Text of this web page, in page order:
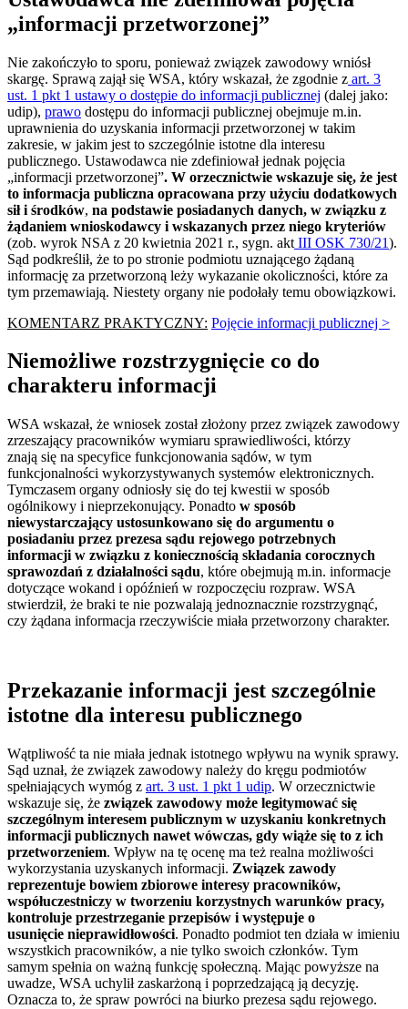
„informacji przetworzonej”
Nie zakończyło to sporu, ponieważ związek zawodowy wniósł
skargę. Sprawą zajął się WSA, który wskazał, że zgodnie z art. 3
ust. 1 pkt 1 ustawy o dostępie do informacji publicznej (dalej jako:
udip), prawo dostępu do informacji publicznej obejmuje m.in.
uprawnienia do uzyskania informacji przetworzonej w takim
zakresie, w jakim jest to szczególnie istotne dla interesu
publicznego. Ustawodawca nie zdefiniował jednak pojęcia
„informacji przetworzonej”. W orzecznictwie wskazuje się, że jest
to informacja publiczna opracowana przy użyciu dodatkowych
sił i środków, na podstawie posiadanych danych, w związku z
żądaniem wnioskodawcy i wskazanych przez niego kryteriów
(zob. wyrok NSA z 20 kwietnia 2021 r., sygn. akt III OSK 730/21).
Sąd podkreślił, że to po stronie podmiotu uznającego żądaną
informację za przetworzoną leży wykazanie okoliczności, które za
tym przemawiają. Niestety organy nie podołały temu obowiązkowi.
KOMENTARZ PRAKTYCZNY: Pojęcie informacji publicznej >
Niemożliwe rozstrzygnięcie co do
charakteru informacji
WSA wskazał, że wniosek został złożony przez związek zawodowy
zrzeszający pracowników wymiaru sprawiedliwości, którzy
znają się na specyfice funkcjonowania sądów, w tym
funkcjonalności wykorzystywanych systemów elektronicznych.
Tymczasem organy odniosły się do tej kwestii w sposób
ogólnikowy i nieprzekonujący. Ponadto w sposób
niewystarczający ustosunkowano się do argumentu o
posiadaniu przez prezesa sądu rejowego potrzebnych
informacji w związku z koniecznością składania corocznych
sprawozdań z działalności sądu, które obejmują m.in. informacje
dotyczące wokand i opóźnień w rozpoczęciu rozpraw. WSA
stwierdził, że braki te nie pozwalają jednoznacznie rozstrzygnąć,
czy żądana informacja rzeczywiście miała przetworzony charakter.
Przekazanie informacji jest szczególnie
istotne dla interesu publicznego
Wątpliwość ta nie miała jednak istotnego wpływu na wynik sprawy.
Sąd uznał, że związek zawodowy należy do kręgu podmiotów
spełniających wymóg z art. 3 ust. 1 pkt 1 udip. W orzecznictwie
wskazuje się, że związek zawodowy może legitymować się
szczególnym interesem publicznym w uzyskaniu konkretnych
informacji publicznych nawet wówczas, gdy wiąże się to z ich
przetworzeniem. Wpływ na tę ocenę ma też realna możliwości
wykorzystania uzyskanych informacji. Związek zawody
reprezentuje bowiem zbiorowe interesy pracowników,
współuczestniczy w tworzeniu korzystnych warunków pracy,
kontroluje przestrzeganie przepisów i występuje o
usunięcie nieprawidłowości. Ponadto podmiot ten działa w imieniu
wszystkich pracowników, a nie tylko swoich członków. Tym
samym spełnia on ważną funkcję społeczną. Mając powyższe na
uwadze, WSA uchylił zaskarżoną i poprzedzającą ją decyzję.
Oznacza to, że spraw powróci na biurko prezesa sądu rejowego.